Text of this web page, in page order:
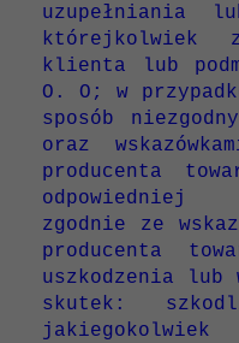
uzupełniania
klienta lub
O. O; w
sposób
oraz
producenta
odpowiedniej
zgodnie ze
producenta
uszkodzenia lub
skutek:
jakiegokolwiek